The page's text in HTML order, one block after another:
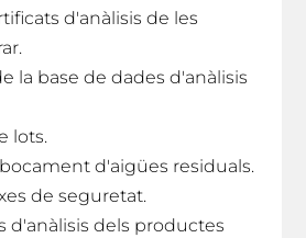
d'anàlisis de les
la base de dades d'anàlisis
lots.
d'aigües residuals.
de seguretat.
d'anàlisis dels productes